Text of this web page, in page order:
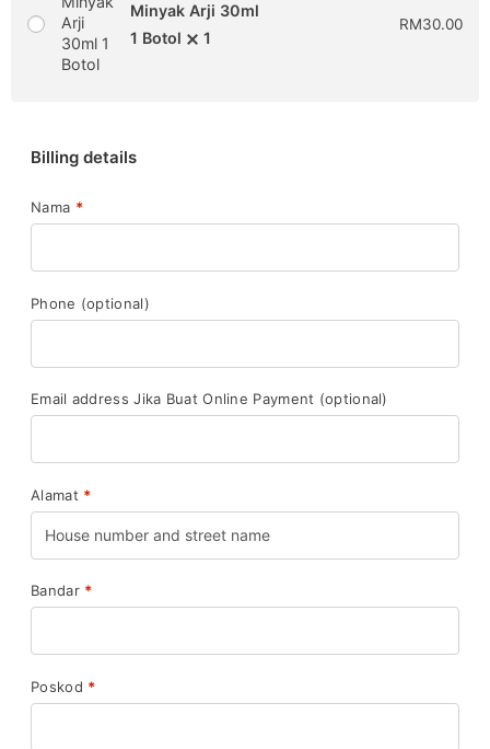
Minyak Arji 30ml
1 Botol
1
RM30.00
Billing details
Nama *
Phone (optional)
Email address Jika Buat Online Payment (optional)
Alamat *
Bandar *
Poskod *